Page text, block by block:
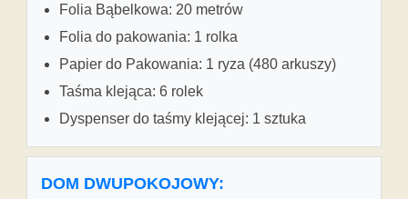
Folia Bąbelkowa: 20 metrów
Folia do pakowania: 1 rolka
Papier do Pakowania: 1 ryza (480 arkuszy)
Taśma klejąca: 6 rolek
Dyspenser do taśmy klejącej: 1 sztuka
DOM DWUPOKOJOWY: